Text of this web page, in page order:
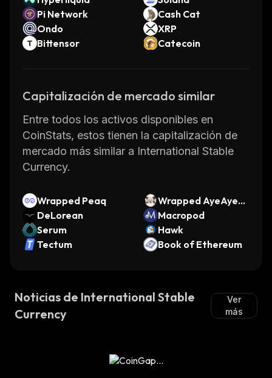
Pi Network
Cash Cat
Ondo
XRP
Bittensor
Catecoin
Capitalización de mercado similar
Entre todos los activos disponibles en
CoinStats, estos tienen la capitalización de
mercado más similar a International Stable
Currency.
Wrapped Peaq
Wrapped AyeAyeC
oin
DeLorean
Macropod
Serum
Hawk
Tectum
Book of Ethereum
Noticias de International Stable
Currency
Ver
más